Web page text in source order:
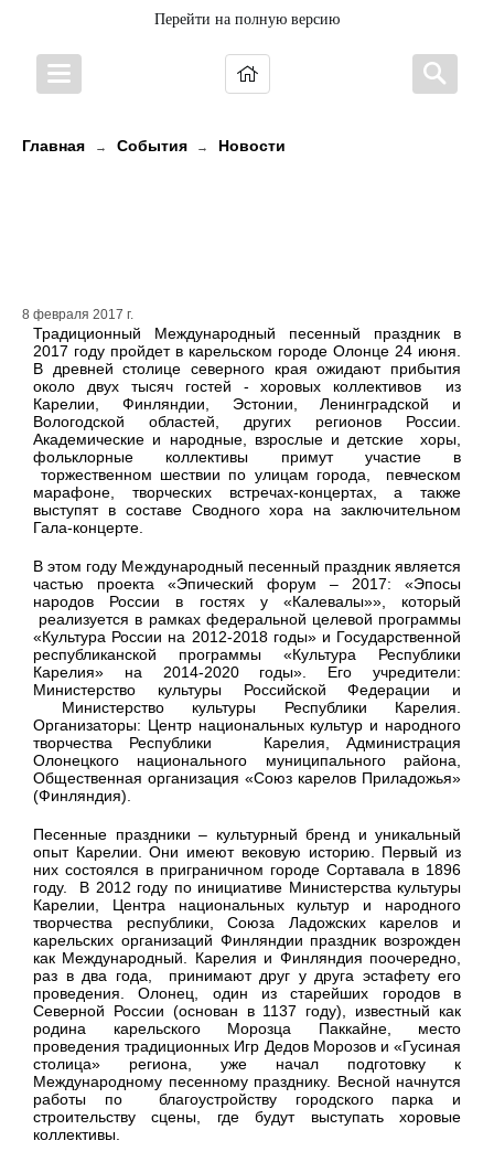
Перейти на полную версию
Главная → События → Новости
8 февраля 2017 г.
Традиционный Международный песенный праздник в
2017 году пройдет в карельском городе Олонце 24 июня.
В древней столице северного края ожидают прибытия
около двух тысяч гостей - хоровых коллективов из
Карелии, Финляндии, Эстонии, Ленинградской и
Вологодской областей, других регионов России.
Академические и народные, взрослые и детские хоры,
фольклорные коллективы примут участие в
торжественном шествии по улицам города, певческом
марафоне, творческих встречах-концертах, а также
выступят в составе Сводного хора на заключительном
Гала-концерте.
В этом году Международный песенный праздник является
частью проекта «Эпический форум – 2017: «Эпосы
народов России в гостях у «Калевалы»», который
реализуется в рамках федеральной целевой программы
«Культура России на 2012-2018 годы» и Государственной
республиканской программы «Культура Республики
Карелия» на 2014-2020 годы». Его учредители:
Министерство культуры Российской Федерации и
Министерство культуры Республики Карелия.
Организаторы: Центр национальных культур и народного
творчества Республики Карелия, Администрация
Олонецкого национального муниципального района,
Общественная организация «Союз карелов Приладожья»
(Финляндия).
Песенные праздники – культурный бренд и уникальный
опыт Карелии. Они имеют вековую историю. Первый из
них состоялся в приграничном городе Сортавала в 1896
году. В 2012 году по инициативе Министерства культуры
Карелии, Центра национальных культур и народного
творчества республики, Союза Ладожских карелов и
карельских организаций Финляндии праздник возрожден
как Международный. Карелия и Финляндия поочередно,
раз в два года, принимают друг у друга эстафету его
проведения. Олонец, один из старейших городов в
Северной России (основан в 1137 году), известный как
родина карельского Морозца Паккайне, место
проведения традиционных Игр Дедов Морозов и «Гусиная
столица» региона, уже начал подготовку к
Международному песенному празднику. Весной начнутся
работы по благоустройству городского парка и
строительству сцены, где будут выступать хоровые
коллективы.